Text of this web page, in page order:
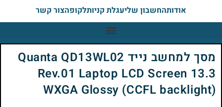
אודותהחשבון שליעגלת קניותלקופהצור קשר
מסך למחשב נייד Quanta QD13WL02
Rev.01 Laptop LCD Screen 13.3
WXGA Glossy (CCFL backlight)